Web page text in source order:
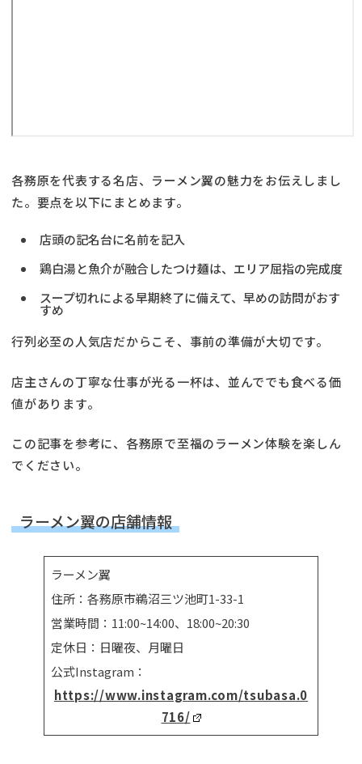
各務原を代表する名店、ラーメン翼の魅力をお伝えしまし
た。要点を以下にまとめます。
店頭の記名台に名前を記入
鶏白湯と魚介が融合したつけ麺は、エリア屈指の完成度
スープ切れによる早期終了に備えて、早めの訪問がおす
すめ
行列必至の人気店だからこそ、事前の準備が大切です。
店主さんの丁寧な仕事が光る一杯は、並んででも食べる価
値があります。
この記事を参考に、各務原で至福のラーメン体験を楽しん
でください。
ラーメン翼の店舗情報
ラーメン翼
住所：各務原市鵜沼三ツ池町1-33-1
営業時間：11:00~14:00、18:00~20:30
定休日：日曜夜、月曜日
公式Instagram：
https://www.instagram.com/tsubasa.0
716/